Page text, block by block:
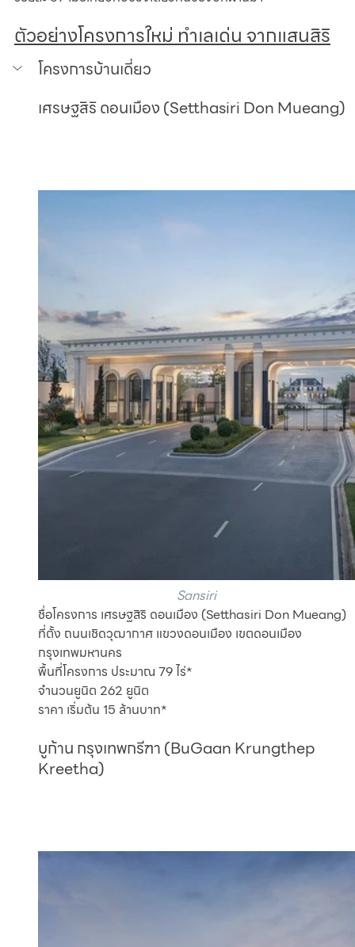
ตัวอย่างโครงการใหม่ ทำเลเด่น จากแสนสิริ
โครงการบ้านเดี่ยว
เศรษฐสิริ ดอนเมือง (Setthasiri Don Mueang)
Sansiri
ชื่อโครงการ เศรษฐสิริ ดอนเมือง (Setthasiri Don Mueang)
ที่ตั้ง ถนนเชิดวุฒากาศ แขวงดอนเมือง เขตดอนเมือง
กรุงเทพมหานคร
พื้นที่โครงการ ประมาณ 79 ไร่*
จำนวนยูนิต 262 ยูนิต
ราคา เริ่มต้น 15 ล้านบาท*
บูก้าน กรุงเทพกรีฑา (BuGaan Krungthep
Kreetha)